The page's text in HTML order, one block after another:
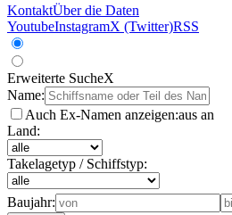
KontaktÜber die Daten
YoutubeInstagramX (Twitter)RSS
Erweiterte SucheX
Name:
Auch Ex-Namen anzeigen:aus an
Land:
Takelagetyp / Schiffstyp:
Baujahr: